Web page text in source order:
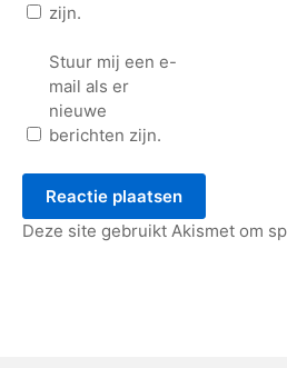
zijn.
Stuur mij een e-
mail als er
nieuwe
berichten zijn.
Deze site gebruikt Akismet om